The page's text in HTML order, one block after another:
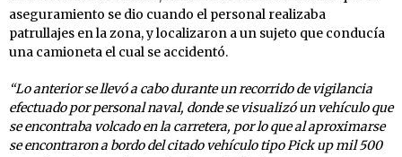
aseguramiento se dio cuando el personal realizaba
patrullajes en la zona, y localizaron a un sujeto que conducía
una camioneta el cual se accidentó.
“Lo anterior se llevó a cabo durante un recorrido de vigilancia
efectuado por personal naval, donde se visualizó un vehículo que
se encontraba volcado en la carretera, por lo que al aproximarse
se encontraron a bordo del citado vehículo tipo Pick up mil 500